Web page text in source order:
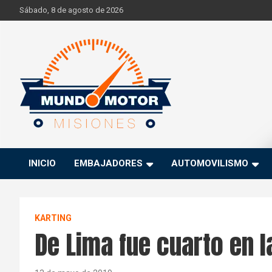
to
Sábado, 8 de agosto de 2026
Mundo Motor Misiones
INICIO EMBAJADORES AUTOMOVILISMO
KARTING
De Lima fue cuarto en